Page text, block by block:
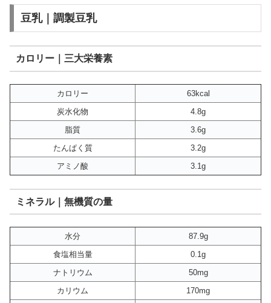
豆乳｜調製豆乳
カロリー｜三大栄養素
カロリー
63kcal
炭水化物
4.8g
脂質
3.6g
たんぱく質
3.2g
アミノ酸
3.1g
ミネラル｜無機質の量
水分
87.9g
食塩相当量
0.1g
ナトリウム
50mg
カリウム
170mg